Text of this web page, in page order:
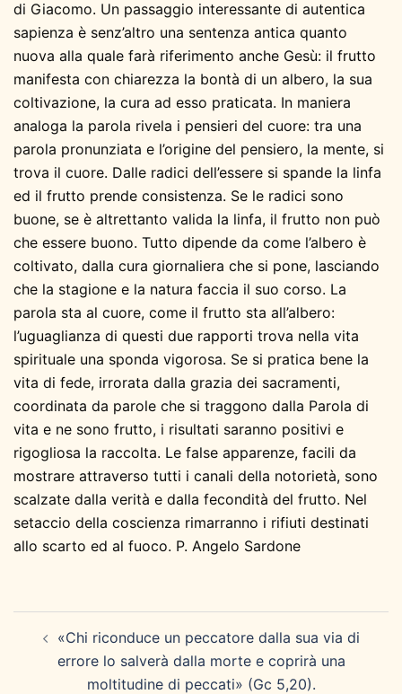
di Giacomo. Un passaggio interessante di autentica
sapienza è senz’altro una sentenza antica quanto
nuova alla quale farà riferimento anche Gesù: il frutto
manifesta con chiarezza la bontà di un albero, la sua
coltivazione, la cura ad esso praticata. In maniera
analoga la parola rivela i pensieri del cuore: tra una
parola pronunziata e l’origine del pensiero, la mente, si
trova il cuore. Dalle radici dell’essere si spande la linfa
ed il frutto prende consistenza. Se le radici sono
buone, se è altrettanto valida la linfa, il frutto non può
che essere buono. Tutto dipende da come l’albero è
coltivato, dalla cura giornaliera che si pone, lasciando
che la stagione e la natura faccia il suo corso. La
parola sta al cuore, come il frutto sta all’albero:
l’uguaglianza di questi due rapporti trova nella vita
spirituale una sponda vigorosa. Se si pratica bene la
vita di fede, irrorata dalla grazia dei sacramenti,
coordinata da parole che si traggono dalla Parola di
vita e ne sono frutto, i risultati saranno positivi e
rigogliosa la raccolta. Le false apparenze, facili da
mostrare attraverso tutti i canali della notorietà, sono
scalzate dalla verità e dalla fecondità del frutto. Nel
setaccio della coscienza rimarranno i rifiuti destinati
allo scarto ed al fuoco. P. Angelo Sardone
articolo«Chi riconduce un peccatore dalla sua via di
errore lo salverà dalla morte e coprirà una
moltitudine di peccati» (Gc 5,20).